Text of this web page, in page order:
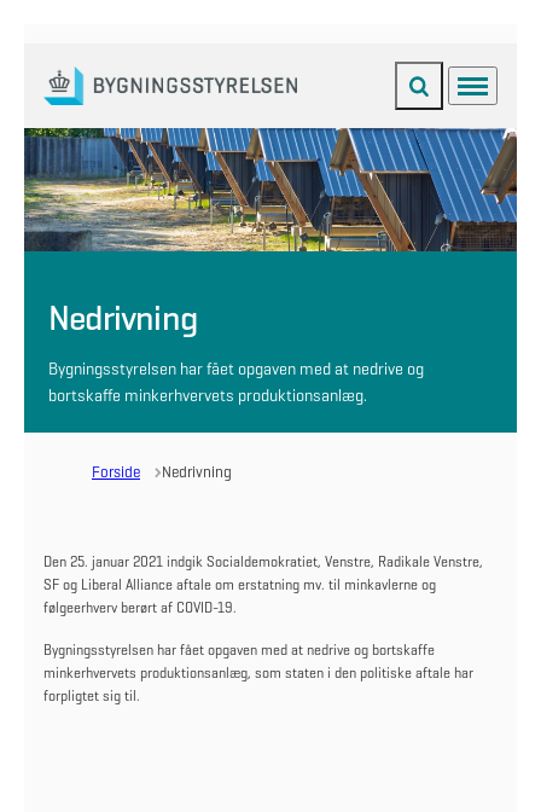
Gå til forsiden Fold søgefelt ud
Menu
Nedrivning
Bygningsstyrelsen har fået opgaven med at nedrive og
bortskaffe minkerhvervets produktionsanlæg.
Forside Nedrivning
Den 25. januar 2021 indgik Socialdemokratiet, Venstre, Radikale Venstre,
SF og Liberal Alliance aftale om erstatning mv. til minkavlerne og
følgeerhverv berørt af COVID-19.
Bygningsstyrelsen har fået opgaven med at nedrive og bortskaffe
minkerhvervets produktionsanlæg, som staten i den politiske aftale har
forpligtet sig til.